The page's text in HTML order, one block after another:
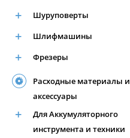
Шуруповерты
Шлифмашины
Фрезеры
Расходные материалы и
аксессуары
Для Аккумуляторного
инструмента и техники